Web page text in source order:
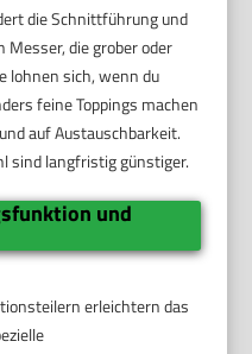
die Schnittführung und
Messer, die grober oder
lohnen sich, wenn du
feine Toppings machen
auf Austauschbarkeit.
sind langfristig günstiger.
und
erleichtern das